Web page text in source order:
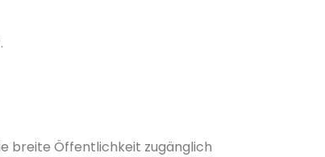
breite Öffentlichkeit zugänglich